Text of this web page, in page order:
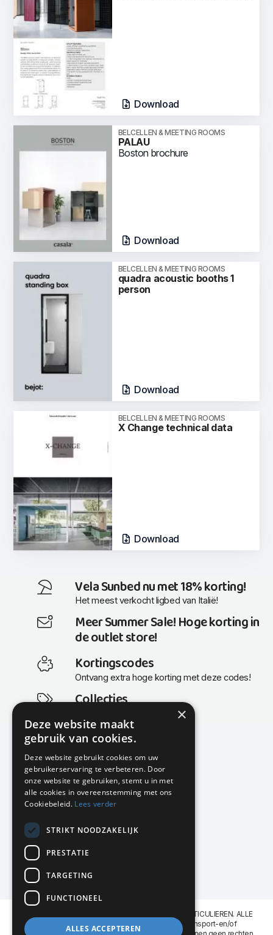
Download
BELCELLEN & MEETING ROOMS
PALAU
Boston brochure
Download
BELCELLEN & MEETING ROOMS
quadra acoustic booths 1
person
Download
BELCELLEN & MEETING ROOMS
X Change technical data
Download
Vela Sunbed nu met 18% korting!
Het meest verkocht ligbed van Italië!
Meer Summer Sale! Hoge korting in
de outlet store!
Kortingscodes
Ontvang extra hoge korting met deze codes!
Collecties
Actuele en populaire collecties
KMP Kantoormeubilair
Airport Business Park
Frankfurtstraat 29-31
1175 RH Lijnden
020-617 01 26
info@kmpkantoormeubilair.nl
Facebook
Instagram
KMP Kantoormeubilair levert aan BEDRIJVEN en PARTICULIEREN. ALLE
GENOEMDE PRIJZEN ZIJN EXCL. 21% B.T.W. Transport-en/of
×
Deze website maakt
gebruik van cookies.
Deze website gebruikt cookies om uw
gebruikerservaring te verbeteren. Door
onze website te gebruiken, stemt u in met
alle cookies in overeenstemming met ons
Cookiebeleid. Lees verder
STRIKT NOODZAKELIJK
PRESTATIE
TARGETING
FUNCTIONEEL
ALLES ACCEPTEREN